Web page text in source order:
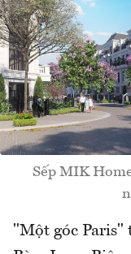
Sếp MIK
"Một góc Paris"